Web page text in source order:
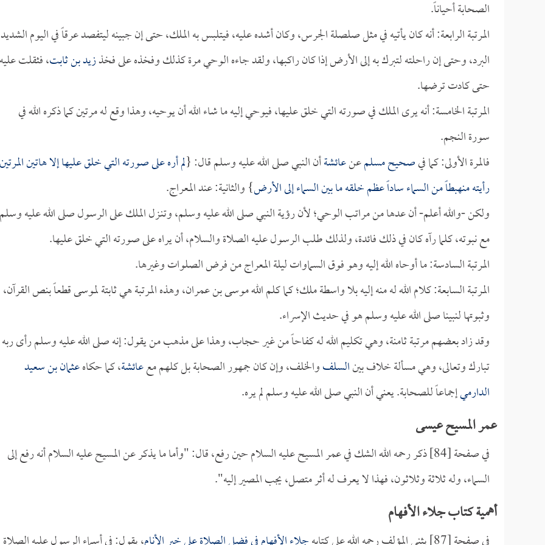
الصحابة أحياناً.
المرتبة الرابعة: أنه كان يأتيه في مثل صلصلة الجرس، وكان أشده عليه، فيتلبس به الملك، حتى إن جبينه ليتفصد عرقاً في اليوم الشديد
البرد، وحتى إن راحلته لتبرك به إلى الأرض إذا كان راكبها، ولقد جاءه الوحي مرة كذلك وفخذه على فخذزيد بن ثابت، فثقلت
حتى كادت ترضها.
المرتبة الخامسة: أنه يرى الملك في صورته التي خلق عليها، فيوحي إليه ما شاء الله أن يوحيه، وهذا وقع له مرتين كما ذكره الله في
سورة النجم.
فالمرة الأولى: كما فيصحيح مسلمعنعائشةأن النبي صلى الله عليه وسلم قال: {لم أره على صورته التي خلق عليها إلا هاتين
رأيته منهبطاً من السماء ساداً عظم خلقه ما بين السماء إلى الأرض} والثانية: عند المعراج.
ولكن -والله أعلم- أن عدها من مراتب الوحي؛ لأن رؤية النبي صلى الله عليه وسلم، وتنـزل الملك على الرسول صلى الله عليه
مع نبوته، كلما رآه كان في ذلك فائدة، ولذلك طلب الرسول عليه الصلاة والسلام، أن يراه على صورته التي خلق عليها.
المرتبة السادسة: ما أوحاه الله إليه وهو فوق السماوات ليلة المعراج من فرض الصلوات وغيرها.
المرتبة السابعة: كلام الله له منه إليه بلا واسطة ملك؛ كما كلم الله موسى بن عمران، وهذه المرتبة هي ثابتة لموسى قطعاً بنص القرآن،
وثبوتها لنبينا صلى الله عليه وسلم هو في حديث الإسراء.
وقد زاد بعضهم مرتبة ثامنة، وهي تكليم الله له كفاحاً من غير حجاب، وهذا على مذهب من يقول: إنه صلى الله عليه وسلم رأى ربه
تبارك وتعالى، وهي مسألة خلاف بينالسلفوالخلف، وإن كان جمهور الصحابة بل كلهم مععائشة، كما حكاهعثمان بن سعيد
الدارميإجماعاً للصحابة. يعني أن النبي صلى الله عليه وسلم لم يره.
عمر المسيح عيسى
في صفحة [84] ذكر رحمه الله الشك في عمر المسيح عليه السلام حين رفع، قال: "وأما ما يذكر عن المسيح عليه السلام أنه رفع إلى
السماء، وله ثلاثة وثلاثون، فهذا لا يعرف له أثر متصل، يجب المصير إليه".
أهمية كتاب جلاء الأفهام